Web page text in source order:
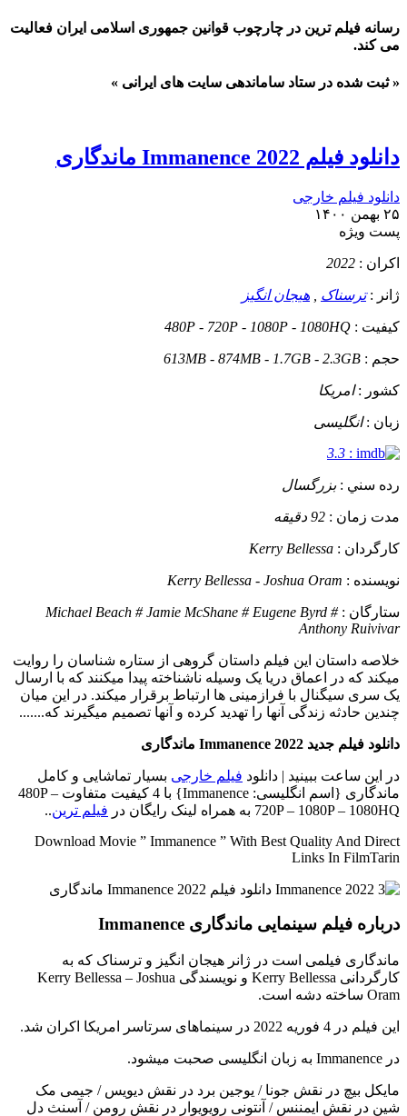
رسانه فیلم ترین در چارچوب قوانین جمهوری اسلامی ایران فعالیت
می کند.
« ثبت شده در ستاد ساماندهی سایت های ایرانی »
دانلود فیلم Immanence 2022 ماندگاری
دانلود فیلم خارجی
۲۵ بهمن ۱۴۰۰
پست ويژه
اکران : 2022
ژانر :ترسناک هیجان انگیز
کيفيت : 480P - 720P - 1080P - 1080HQ
حجم : 613MB - 874MB - 1.7GB - 2.3GB
کشور :امریکا
زبان :انگلیسی
:
3.3
رده سني :بزرگسال
مدت زمان : 92 دقیقه
کارگردان : Kerry Bellessa
نويسنده : Kerry Bellessa - Joshua Oram
ستارگان :Michael Beach # Jamie McShane # Eugene Byrd #
Anthony Ruivivar
خلاصه داستان این فیلم داستان گروهی از ستاره شناسان را روایت
میکند که در اعماق دریا یک وسیله ناشناخته پیدا میکنند که با ارسال
یک سری سیگنال با فرازمینی ها ارتباط برقرار میکند. در این میان
چندین حادثه زندگی آنها را تهدید کرده و آنها تصمیم میگیرند که.......
دانلود فیلم جدید Immanence 2022 ماندگاری
در این ساعت ببینید | دانلود فیلم خارجی بسیار تماشایی و کامل
ماندگاری {اسم انگلیسی: Immanence} با 4 کیفیت متفاوت 480P –
720P – 1080P – 1080HQ به همراه لینک رایگان در
فیلم ترین..
Download Movie ” Immanence ” With Best Quality And Direct
Links In FilmTarin
درباره فیلم سینمایی ماندگاری Immanence
ماندگاری فیلمی است در ژانر هیجان انگیز و ترسناک که به
کارگردانی Kerry Bellessa و نویسندگی Kerry Bellessa – Joshua
Oram ساخته دشه است.
این فیلم در 4 فوریه 2022 در سینماهای سرتاسر امریکا اکران شد.
در Immanence به زبان انگلیسی صحبت میشود.
مایکل بیچ در نقش جونا / یوجین برد در نقش دیویس / جیمی مک
شین در نقش ایمننس / آنتونی رویویوار در نقش رومن / آسنث دل